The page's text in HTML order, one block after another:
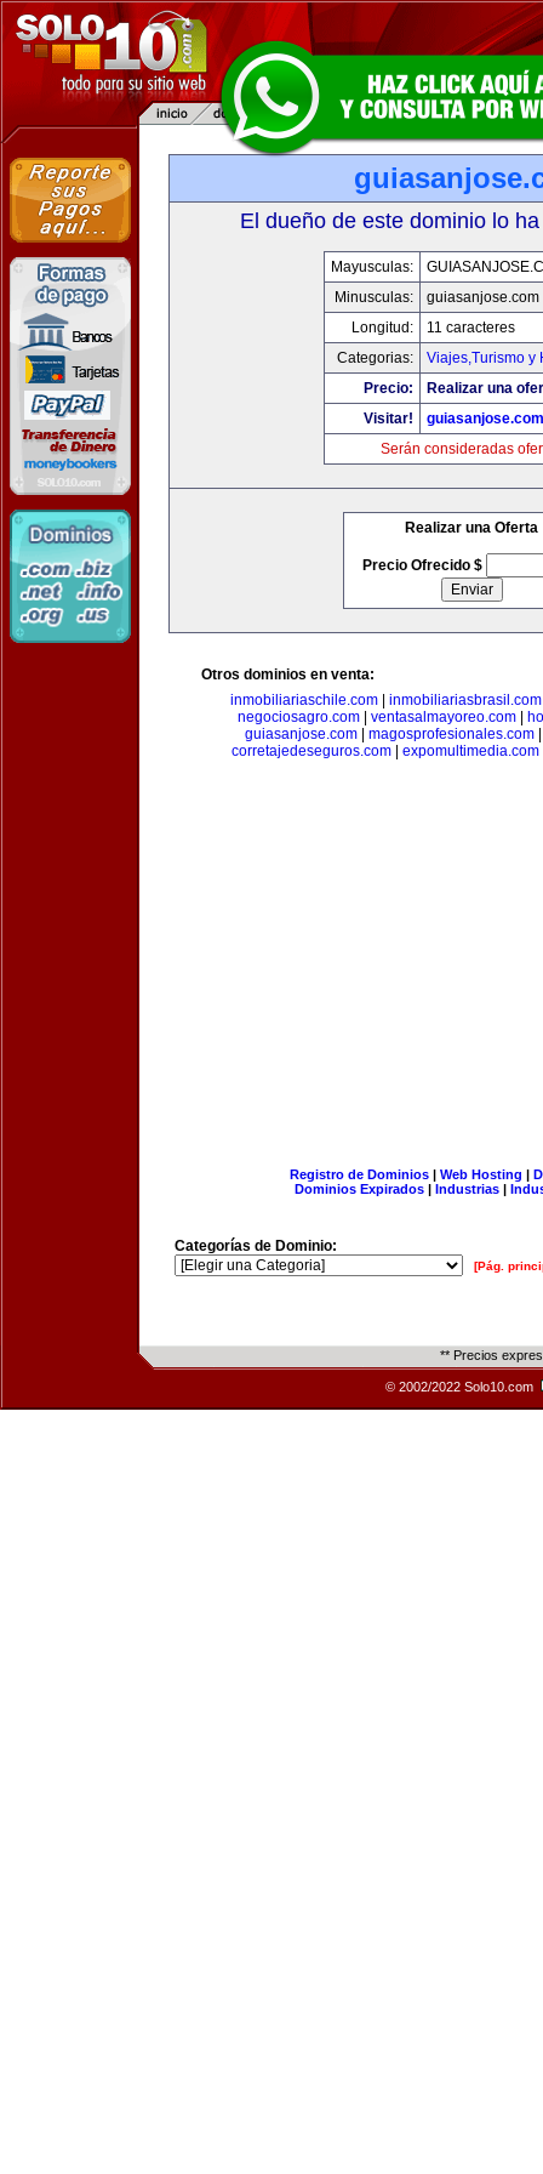
El dueño de este dominio lo
Mayusculas:
Minusculas:
guiasanjose.com
Longitud:
11 caracteres
Categorias:
Viajes,Turismo y
Precio:
Realizar una
Visitar!
guiasanjose.com
Serán consideradas
Realizar una Oferta
Precio Ofrecido $
Otros dominios en venta:
inmobiliariaschile.com| inmobiliariasbrasil.com
negociosagro.com
ventasalmayoreo.com
guiasanjose.com| magosprofesionales.com
corretajedeseguros.com
expomultimedia.com
Registro de Dominios| Web Hosting |
Dominios Expirados | Industrias |
Categorías de Dominio:
[Pág.
** Precios
© 2002/2022 Solo10.com